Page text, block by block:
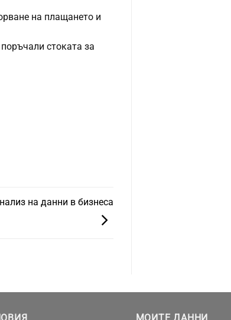
на плащането и
стоката за
на данни в бизнеса
МОИТЕ ДАННИ